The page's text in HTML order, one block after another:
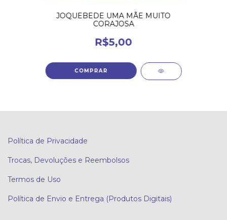
JOQUEBEDE UMA MÃE MUITO
CORAJOSA
R$5,00
Política de Privacidade
Trocas, Devoluções e Reembolsos
Termos de Uso
Política de Envio e Entrega (Produtos Digitais)